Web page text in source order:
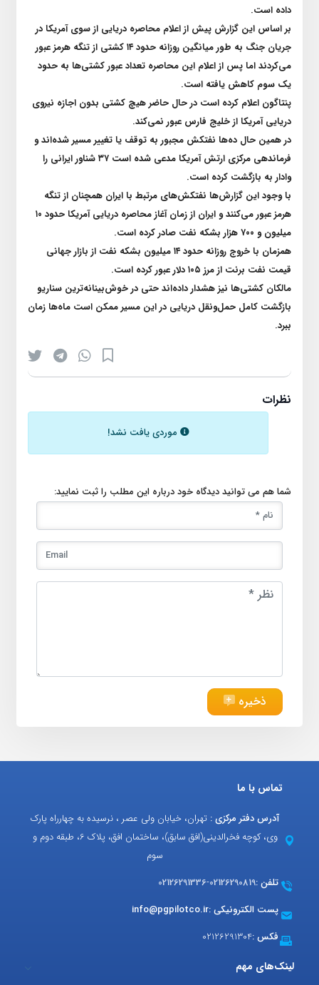
داده است.
بر اساس این گزارش پیش از اعلام محاصره دریایی از سوی آمریکا در
جریان جنگ به طور میانگین روزانه حدود۱۴کشتی از تنگه هرمز عبور
می‌کردند اما پس از اعلام این محاصره تعداد عبور کشتی‌ها به حدود
یک سوم کاهش یافته است.
پنتاگون اعلام کرده است در حال حاضر هیچ کشتی بدون اجازه نیروی
دریایی آمریکا از خلیج فارس عبور نمی‌کند.
در همین حال ده‌ها نفتکش مجبور به توقف یا تغییر مسیر شده‌اند و
فرماندهی مرکزی ارتش آمریکا مدعی شده است ۳۷شناور ایرانی را
وادار به بازگشت کرده است.
با وجود این گزارش‌ها نفتکش‌های مرتبط با ایران همچنان از تنگه
هرمز عبور می‌کنند و ایران از زمان آغاز محاصره دریایی آمریکا حدود ۱۰
میلیون و ۷۰۰هزار بشکه نفت صادر کرده است.
همزمان با خروج روزانه حدود۱۴میلیون بشکه نفت از بازار جهانی
قیمت نفت برنت از مرز ۱۰۵دلار عبور کرده است.
مالکان کشتی‌ها نیز هشدار داده‌اند حتی در خوش‌بینانه‌ترین سناریو
بازگشت کامل حمل‌ونقل دریایی در این مسیر ممکن است ماه‌ها زمان
ببرد.
نظرات
موردی یافت نشد!
شما هم می توانید دیدگاه خود درباره این مطلب را ثبت نمایید:
ذخیره
تماس با ما
آدرس دفتر مرکزی : تهران، خیابان ولی عصر ، نرسیده به چهارراه پارک
وی، کوچه فخرالدینی(افق سابق)، ساختمان افق، پلاک 6، طبقه دوم و
سوم
تلفن :02126290819
-
02126291336
پست الکترونیکی :info@pgpilotco.ir
فکس :02126291304
لینک‌های مهم